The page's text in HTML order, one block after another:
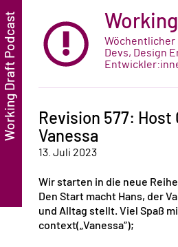
Wöchentlicher
Devs, Design
Revision 577:
Vanessa
13. Juli 2023
Wir starten in die neue
Den Start macht Hans, der
und Alltag stellt. Viel Spaß
context(„Vanessa“);